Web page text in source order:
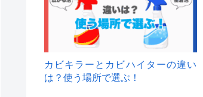
カビキラーとカビハイターの違い
は？使う場所で選ぶ！